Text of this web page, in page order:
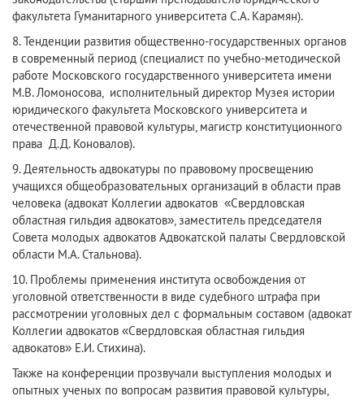
факультета Гуманитарного университета С.А. Карамян).
8. Тенденции развития общественно-государственных органов
в современный период (специалист по учебно-методической
работе Московского государственного университета имени
М.В. Ломоносова, исполнительный директор Музея истории
юридического факультета Московского университета и
отечественной правовой культуры, магистр конституционного
права Д.Д. Коновалов).
9. Деятельность адвокатуры по правовому просвещению
учащихся общеобразовательных организаций в области прав
человека (адвокат Коллегии адвокатов «Свердловская
областная гильдия адвокатов», заместитель председателя
Совета молодых адвокатов Адвокатской палаты Свердловской
области М.А. Стальнова).
10. Проблемы применения института освобождения от
уголовной ответственности в виде судебного штрафа при
рассмотрении уголовных дел с формальным составом (адвокат
Коллегии адвокатов «Свердловская областная гильдия
адвокатов» Е.И. Стихина).
Также на конференции прозвучали выступления молодых и
опытных ученых по вопросам развития правовой культуры,